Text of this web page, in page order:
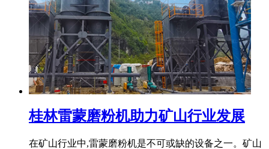
桂林雷蒙磨粉机助力矿山行业发展
在矿山行业中,雷蒙磨粉机是不可或缺的设备之一。矿山